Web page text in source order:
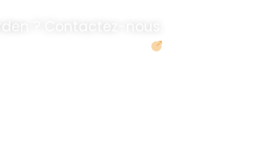
? Contactez-nous.